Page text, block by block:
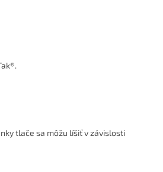
tlače sa môžu líšiť v závislosti